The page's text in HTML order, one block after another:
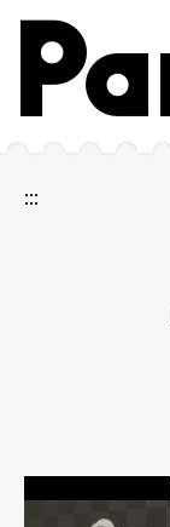
跳到主要內容區塊
網站導覽
:::